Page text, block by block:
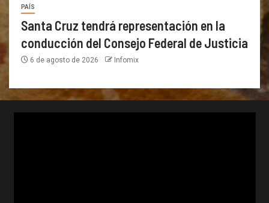
PAÍS
Santa Cruz tendrá representación en la
conducción del Consejo Federal de Justicia
6 de agosto de 2026 Infomix